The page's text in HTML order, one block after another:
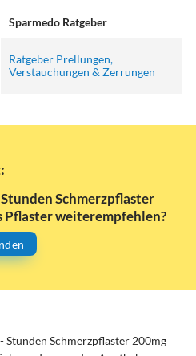
Sparmedo Ratgeber
Ratgeber Prellungen,
Verstauchungen & Zerrungen
Schmerzpflaster
weiterempfehlen?
Schmerzpflaster 200mg